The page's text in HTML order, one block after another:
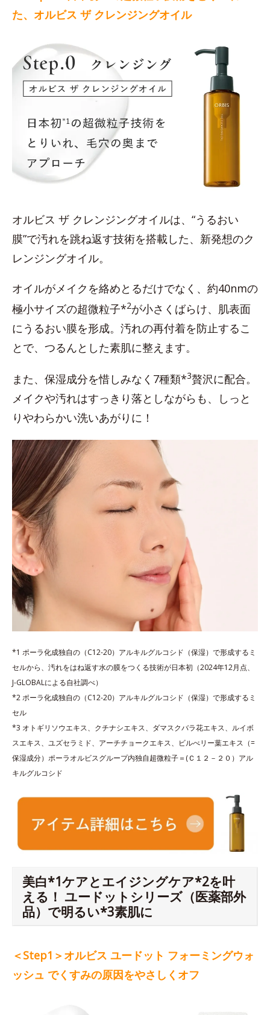
た、オルビス ザ クレンジングオイル
オルビス ザ クレンジングオイルは、“うるおい
膜”で汚れを跳ね返す技術を搭載した、新発想のク
レンジングオイル。
オイルがメイクを絡めとるだけでなく、約40nmの
極小サイズの超微粒子*2が小さくばらけ、肌表面
にうるおい膜を形成。汚れの再付着を防止するこ
とで、つるんとした素肌に整えます。
また、保湿成分を惜しみなく7種類*3贅沢に配合。
メイクや汚れはすっきり落としながらも、しっと
りやわらかい洗いあがりに！
*1 ポーラ化成独自の（C12-20）アルキルグルコシド（保湿）で形成するミ
セルから、汚れをはね返す水の膜をつくる技術が日本初（2024年12月点、
J-GLOBALによる自社調べ）
*2 ポーラ化成独自の（C12-20）アルキルグルコシド（保湿）で形成するミ
セル
*3 オトギリソウエキス、クチナシエキス、ダマスクバラ花エキス、ルイボ
スエキス、ユズセラミド、アーチチョークエキス、ビルべリー葉エキス（=
保湿成分）ポーラオルビスグループ内独自超微粒子＝(Ｃ１２－２０）アル
キルグルコシド
美白*1ケアとエイジングケア*2を叶
える！ ユードットシリーズ（医薬部外
品）で明るい*3素肌に
＜Step1＞オルビス ユードット フォーミングウォ
ッシュ でくすみの原因をやさしくオフ